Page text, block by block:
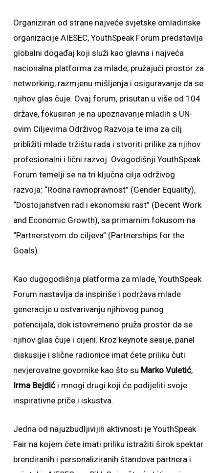
Organiziran od strane najveće svjetske omladinske
organizacije AIESEC, YouthSpeak Forum predstavlja
globalni događaj koji služi kao glavna i najveća
nacionalna platforma za mlade, pružajući prostor za
networking, razmjenu mišljenja i osiguravanje da se
njihov glas čuje. Ovaj forum, prisutan u više od 104
države, fokusiran je na upoznavanje mladih s UN-
ovim Ciljevima Održivog Razvoja te ima za cilj
približiti mlade tržištu rada i stvoriti prilike za njihov
profesionalni i lični razvoj. Ovogodišnji YouthSpeak
Forum temelji se na tri ključna cilja održivog
razvoja: “Rodna ravnopravnost” (Gender Equality),
“Dostojanstven rad i ekonomski rast” (Decent Work
and Economic Growth), sa primarnim fokusom na
“Partnerstvom do ciljeva” (Partnerships for the
Goals).
Kao dugogodišnja platforma za mlade, YouthSpeak
Forum nastavlja da inspiriše i podržava mlade
generacije u ostvarivanju njihovog punog
potencijala, dok istovremeno pruža prostor da se
njihov glas čuje i cijeni. Kroz keynote sesije, panel
diskusije i slične radionice imat ćete priliku čuti
nevjerovatne govornike kao što su Marko Vuletić,
Irma Bejdići mnogi drugi koji će podijeliti svoje
inspirativne priče i iskustva.
Jedna od najuzbudljivijih aktivnosti je YouthSpeak
Fair na kojem ćete imati priliku istražiti širok spektar
brendiranih i personaliziranih štandova partnera i